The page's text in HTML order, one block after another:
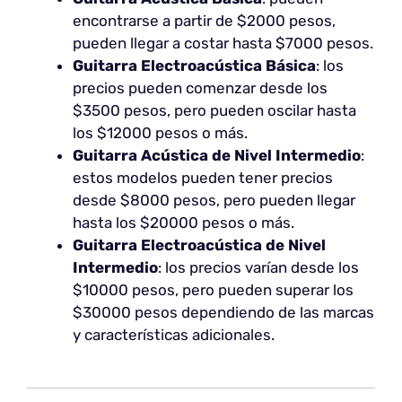
encontrarse a partir de $2000 pesos,
pueden llegar a costar hasta $7000 pesos.
Guitarra Electroacústica Básica: los
precios pueden comenzar desde los
$3500 pesos, pero pueden oscilar hasta
los $12000 pesos o más.
Guitarra Acústica de Nivel Intermedio:
estos modelos pueden tener precios
desde $8000 pesos, pero pueden llegar
hasta los $20000 pesos o más.
Guitarra Electroacústica de Nivel
Intermedio: los precios varían desde los
$10000 pesos, pero pueden superar los
$30000 pesos dependiendo de las marcas
y características adicionales.